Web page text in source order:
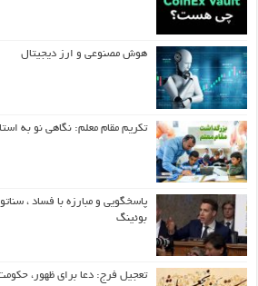
هوش مصنوعی و ارز دیجیتال
تکریم مقام معلم: نگاهی نو به
پاسخگویی و مبارزه با فساد ،
بوئینگ
تعجیل فرج: دعا برای ظهور،